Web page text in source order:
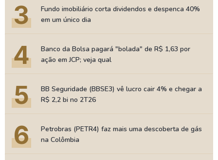
3
Fundo imobiliário corta dividendos e despenca 40%
em um único dia
4
Banco da Bolsa pagará "bolada" de R$ 1,63 por
ação em JCP; veja qual
5
BB Seguridade (BBSE3) vê lucro cair 4% e chegar a
R$ 2,2 bi no 2T26
6
Petrobras (PETR4) faz mais uma descoberta de gás
na Colômbia